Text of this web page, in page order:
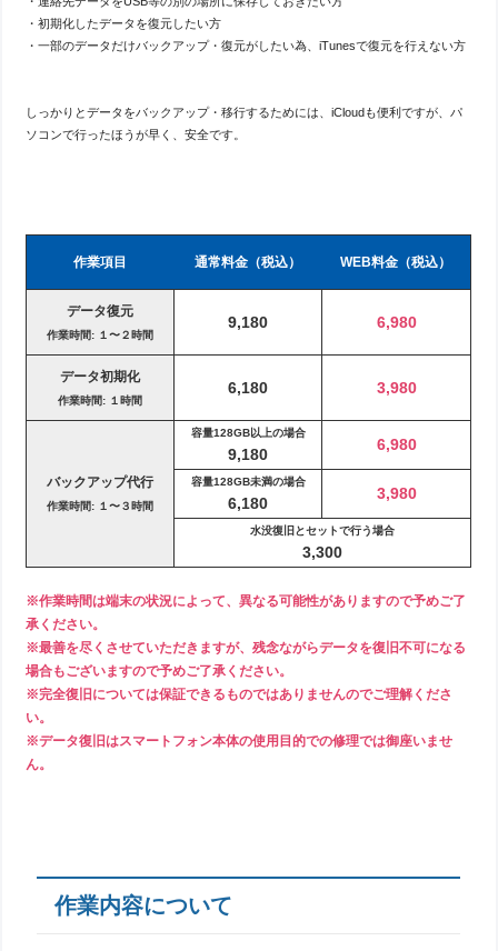
・初期化したデータを復元したい方
・一部のデータだけバックアップ・復元がしたい為、iTunesで復元を行えない方
しっかりとデータをバックアップ・移行するためには、iCloudも便利ですが、パ
ソコンで行ったほうが早く、安全です。
作業項目 通常料金（税込） WEB料金（税込）
データ復元
作業時間: １〜２時間
9,180 6,980
データ初期化
作業時間: １時間
6,180 3,980
バックアップ代行
作業時間: １〜３時間
容量128GB以上の場合
9,180
6,980
容量128GB未満の場合
6,180
3,980
水没復旧とセットで行う場合
3,300
※作業時間は端末の状況によって、異なる可能性がありますので予めご了
承ください。
※最善を尽くさせていただきますが、残念ながらデータを復旧不可になる
場合もございますので予めご了承ください。
※完全復旧については保証できるものではありませんのでご理解くださ
い。
※データ復旧はスマートフォン本体の使用目的での修理では御座いませ
ん。
作業内容について